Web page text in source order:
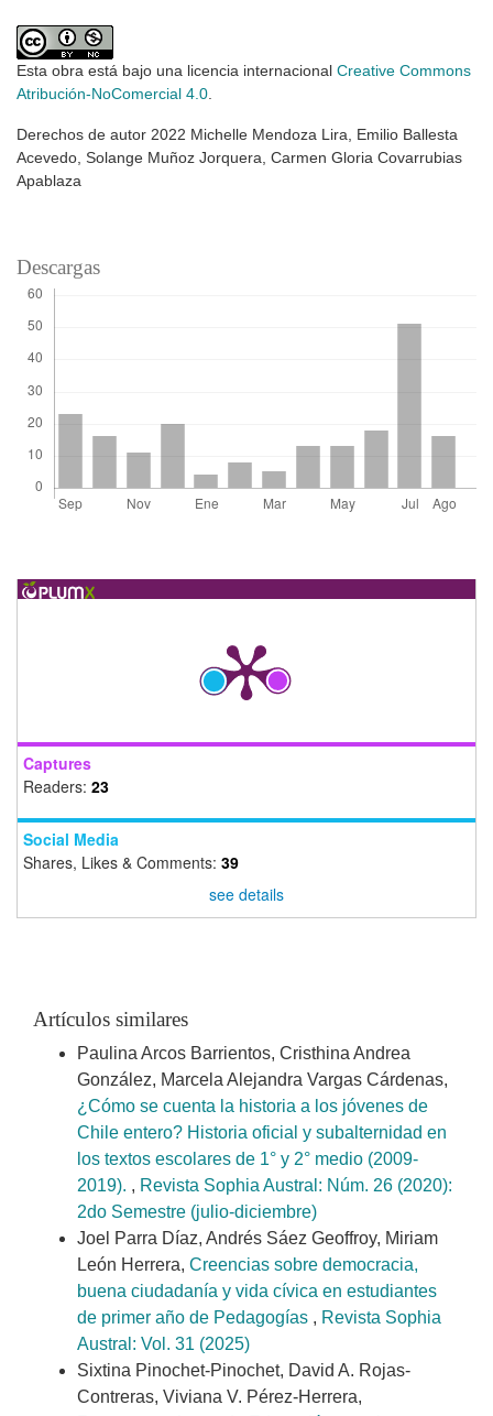
Esta obra está bajo una licencia internacional Creative Commons
Atribución-NoComercial 4.0
Derechos de autor 2022 Michelle Mendoza Lira, Emilio Ballesta
Acevedo, Solange Muñoz Jorquera, Carmen Gloria Covarrubias
Apablaza
Descargas
Captures
Readers: 23
Social Media
Shares, Likes & Comments: 39
see details
Artículos similares
Paulina Arcos Barrientos, Cristhina Andrea
González, Marcela Alejandra Vargas Cárdenas,
¿Cómo se cuenta la historia a los jóvenes de
Chile entero? Historia oficial y subalternidad en
los textos escolares de 1° y 2° medio (2009-
2019). , Revista Sophia Austral: Núm. 26 (2020):
2do Semestre (julio-diciembre)
Joel Parra Díaz, Andrés Sáez Geoffroy, Miriam
León Herrera, Creencias sobre democracia,
buena ciudadanía y vida cívica en estudiantes
de primer año de Pedagogías , Revista Sophia
Austral: Vol. 31 (2025)
Sixtina Pinochet-Pinochet, David A. Rojas-
Contreras, Viviana V. Pérez-Herrera,